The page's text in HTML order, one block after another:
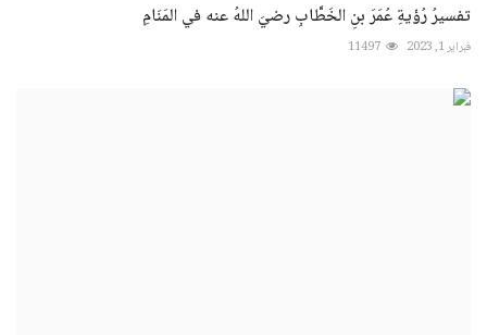
تفسيرُ رُؤيةِ عُمَرَ بنِ الخَطَّابِ رضيَ اللهُ عنه في المَنَامِ
فبراير 1, 2023 11497